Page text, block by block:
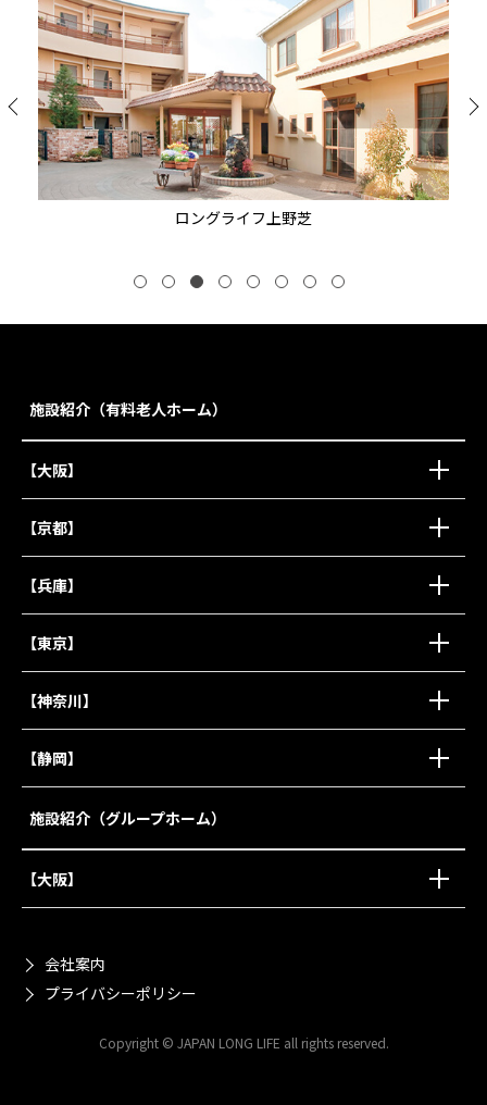
ロングライフ上野芝
施設紹介（有料老人ホーム）
【大阪】
【京都】
【兵庫】
【東京】
【神奈川】
【静岡】
施設紹介（グループホーム）
【大阪】
会社案内
プライバシーポリシー
Copyright © JAPAN LONG LIFE all rights reserved.